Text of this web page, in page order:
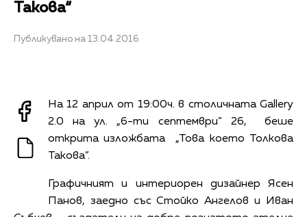
Такова“
Публикувано на 13.04.2016
На 12 април от 19:00ч. в столичната Gallery
2.0 на ул. „6-ти септември” 26, беше
открита изложбата „Това което Толкова
Такова”.
Графичният и интериорен дизайнер Ясен
Панов, заедно със Стойко Ангелов и Иван